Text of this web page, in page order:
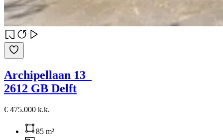
Archipellaan 13
2612 GB Delft
€ 475.000 k.k.
85 m²